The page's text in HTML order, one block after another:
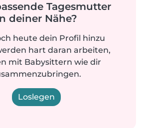
Tagesmutter
deiner Nähe?
heute dein Profil hinzu
hart daran arbeiten,
mit Babysittern wie dir
Loslegen